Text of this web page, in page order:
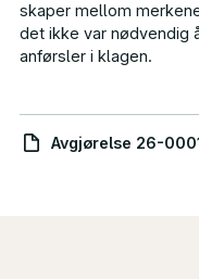
skaper mellom
det ikke var nødvendig
anførsler i klagen.
Avgjørelse 26-